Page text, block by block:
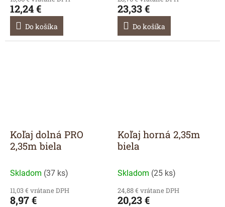
12,24 €
Do košíka
23,33 €
Do košíka
Koľaj dolná PRO
2,35m biela
Skladom (37 ks)
11,03 € vrátane DPH
8,97 €
Koľaj horná 2,35m
biela
Skladom (25 ks)
24,88 € vrátane DPH
20,23 €